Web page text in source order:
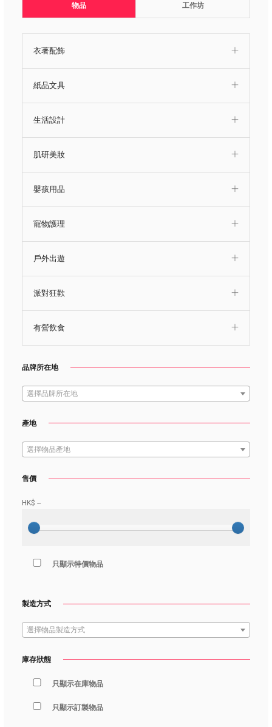
物品 工作坊
衣著配飾
紙品文具
生活設計
肌研美妝
嬰孩用品
寵物護理
戶外出遊
派對狂歡
有營飲食
品牌所在地
選擇品牌所在地
產地
選擇物品產地
售價
HK$ --
只顯示特價物品
製造方式
選擇物品製造方式
庫存狀態
只顯示在庫物品
只顯示訂製物品